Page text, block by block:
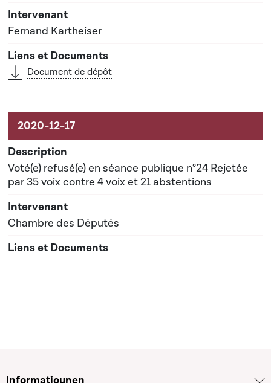
Fernand Kartheiser
Document de dépôt
Voté(e) refusé(e) en séance publique n°24 Rejetée
par 35 voix contre 4 voix et 21 abstentions
Chambre des Députés